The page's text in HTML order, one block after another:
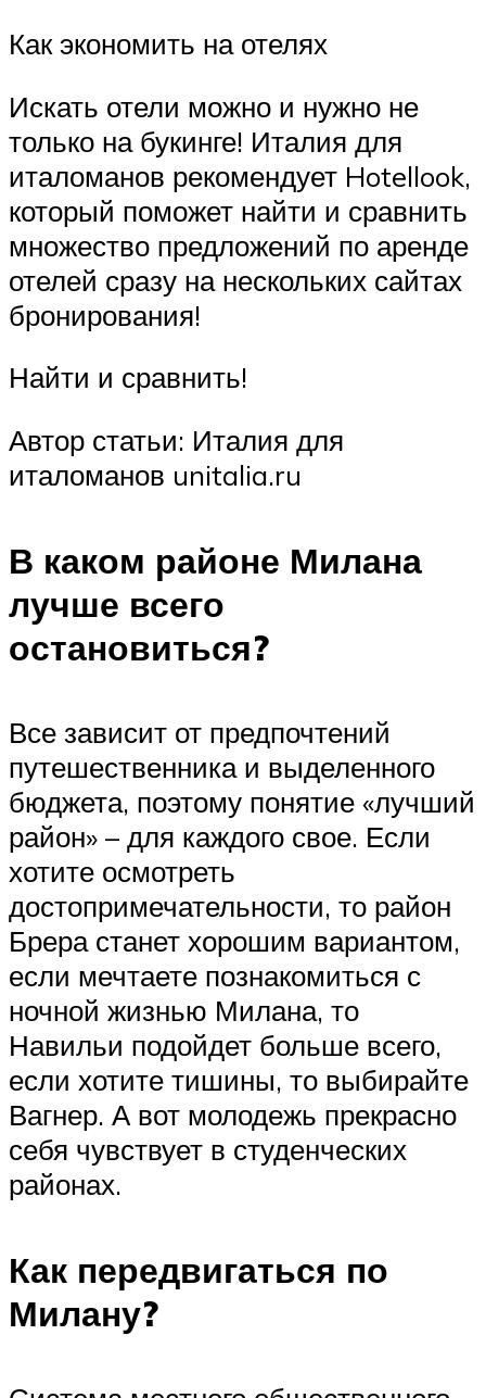
Как экономить на отелях
Искать отели можно и нужно не
только на букинге! Италия для
италоманов рекомендует Hotellook,
который поможет найти и сравнить
множество предложений по аренде
отелей сразу на нескольких сайтах
бронирования!
Найти и сравнить!
Автор статьи: Италия для
италоманов unitalia.ru
В каком районе Милана
лучше всего
остановиться?
Все зависит от предпочтений
путешественника и выделенного
бюджета, поэтому понятие «лучший
район» – для каждого свое. Если
хотите осмотреть
достопримечательности, то район
Брера станет хорошим вариантом,
если мечтаете познакомиться с
ночной жизнью Милана, то
Навильи подойдет больше всего,
если хотите тишины, то выбирайте
Вагнер. А вот молодежь прекрасно
себя чувствует в студенческих
районах.
Как передвигаться по
Милану?